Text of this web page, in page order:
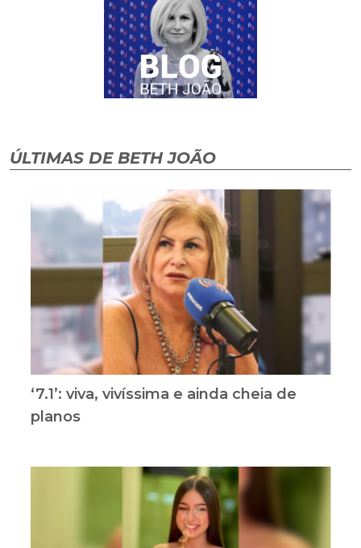
ÚLTIMAS DE BETH JOÃO
‘7.1’: viva, vivíssima e ainda cheia de
planos